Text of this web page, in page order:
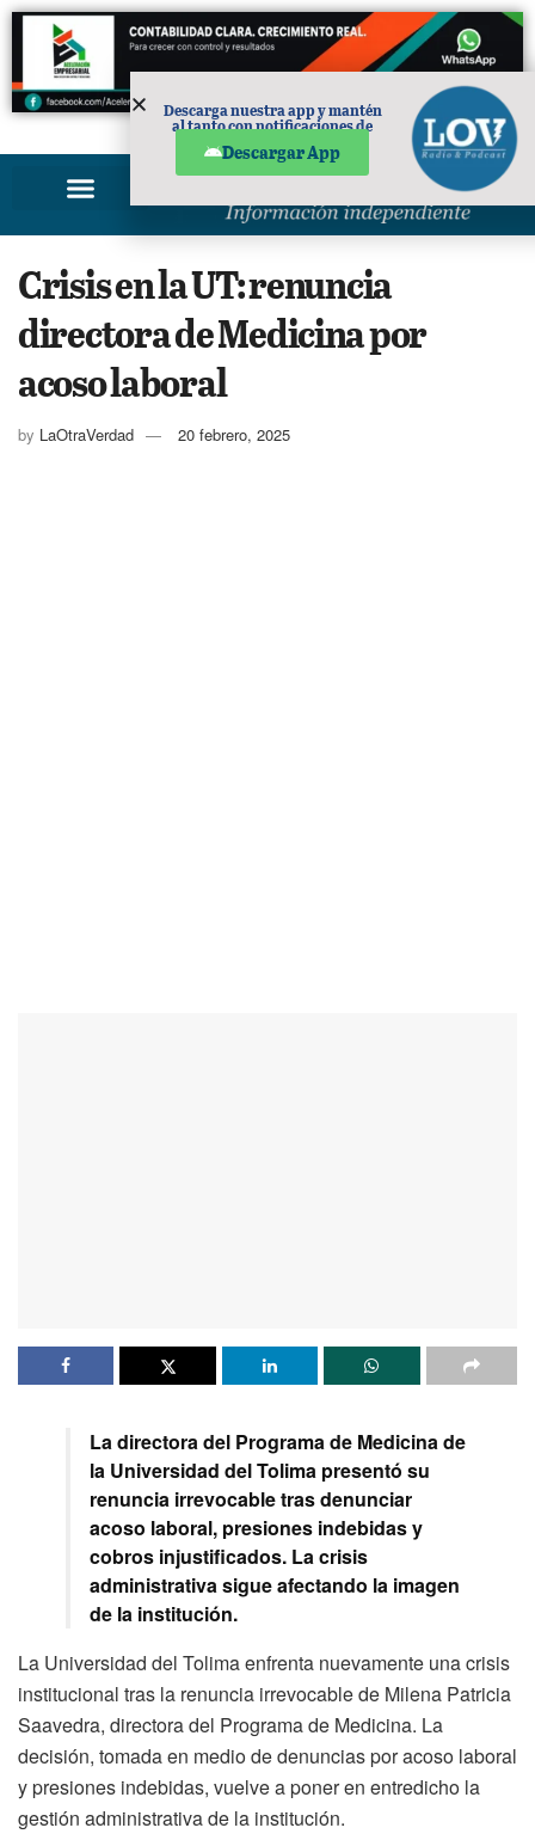
PUBLICIDAD
Crisis en la UT: renuncia
directora de Medicina por
acoso laboral
by LaOtraVerdad 20 febrero, 2025
La directora del Programa de Medicina de
la Universidad del Tolima presentó su
renuncia irrevocable tras denunciar
acoso laboral, presiones indebidas y
cobros injustificados. La crisis
administrativa sigue afectando la imagen
de la institución.
La Universidad del Tolima enfrenta nuevamente una crisis
institucional tras la renuncia irrevocable de Milena Patricia
Saavedra, directora del Programa de Medicina. La
decisión, tomada en medio de denuncias por acoso laboral
y presiones indebidas, vuelve a poner en entredicho la
gestión administrativa de la institución.
Descarga nuestra app y mantén
al tanto con notificaciones de
Descargar App